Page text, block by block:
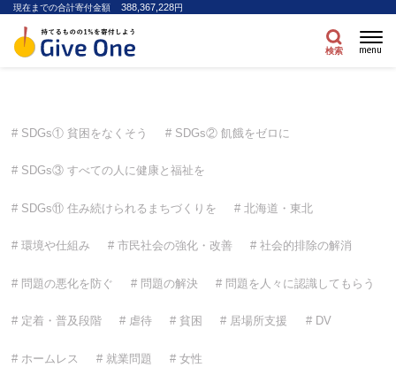
現在までの合計寄付金額 388,367,228円
検索 menu
SDGs① 貧困をなくそう SDGs② 飢餓をゼロに
SDGs③ すべての人に健康と福祉を
SDGs⑪ 住み続けられるまちづくりを 北海道・東北
環境や仕組み 市民社会の強化・改善 社会的排除の解消
問題の悪化を防ぐ 問題の解決 問題を人々に認識してもらう
定着・普及段階 虐待 貧困 居場所支援 DV
ホームレス 就業問題 女性